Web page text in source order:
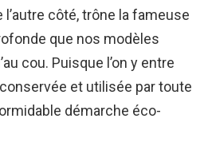
côté, trône la fameuse
que nos modèles
cou. Puisque l’on y entre
et utilisée par toute
démarche éco-